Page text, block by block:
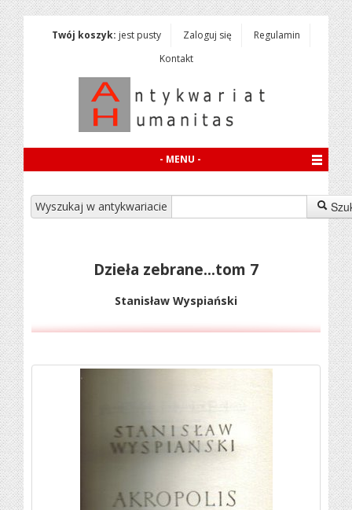
Twój koszyk: jest pusty Zaloguj się
Regulamin
Kontakt
- MENU -
Wyszukaj w antykwariacie
Dzieła zebrane...tom 7
Stanisław Wyspiański